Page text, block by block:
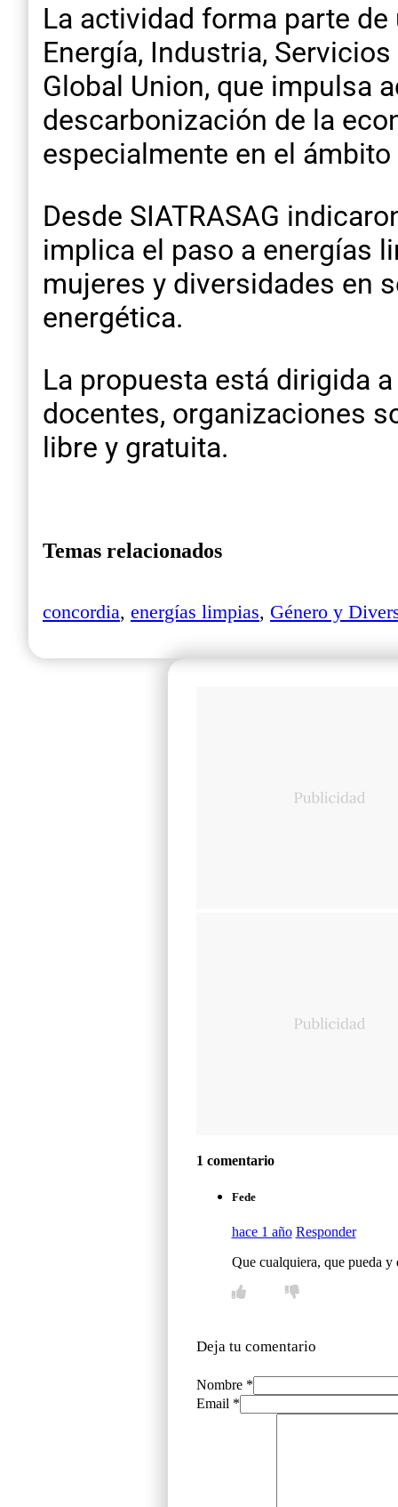
La actividad forma parte
Energía, Industria,
Global Union, que impulsa
descarbonización de la
especialmente en el
Desde SIATRASAG
implica el paso a energías
mujeres y diversidades en
energética.
La propuesta está dirigida
docentes, organizaciones
libre y gratuita.
Temas relacionados
concordia, energías limpias, Género y
1 comentario
Fede
hace 1 año Responder
Que cualquiera, que pueda y
Deja tu comentario
Nombre *
Email *